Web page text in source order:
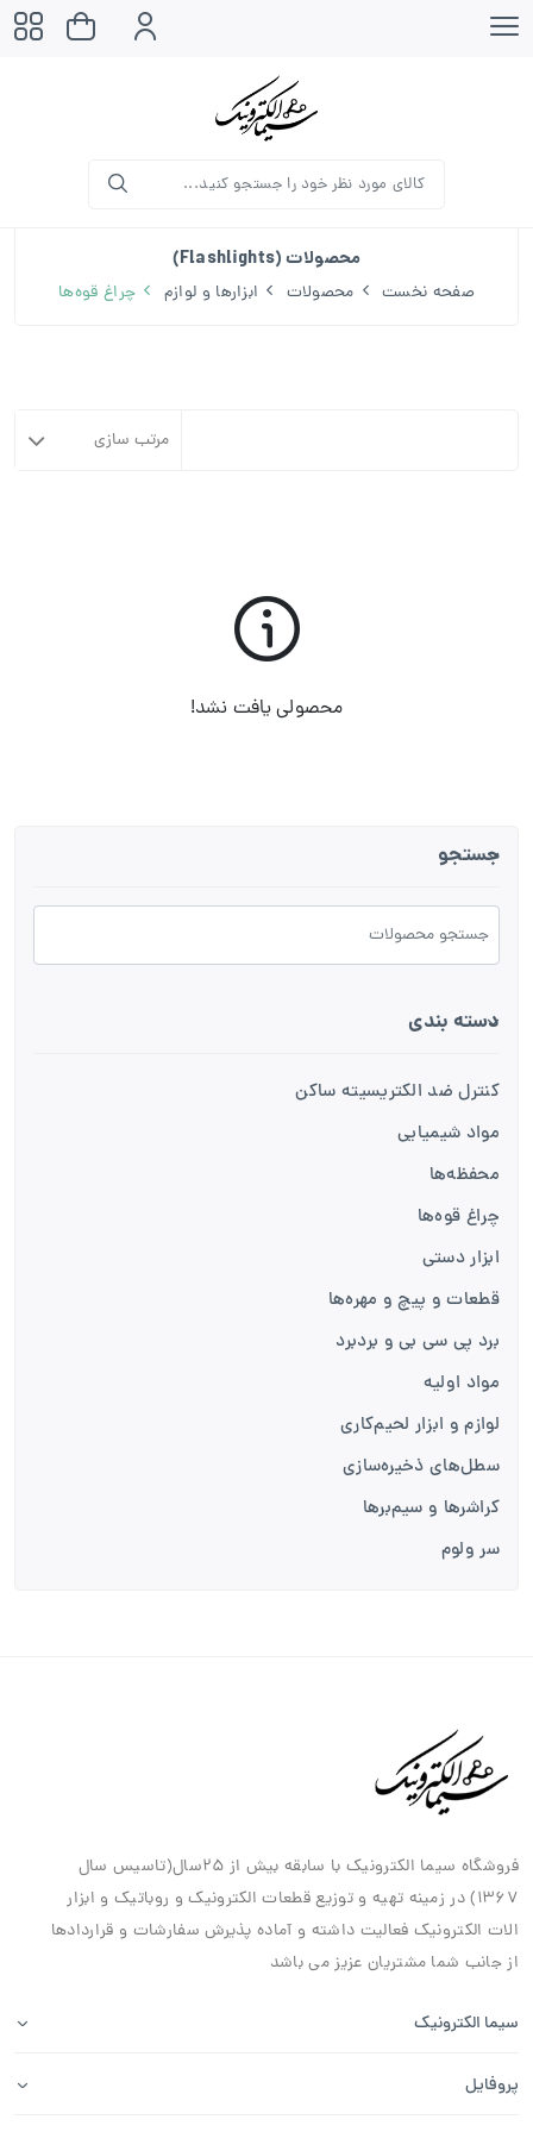
محصولات (Flashlights)
صفحه نخست محصولات ابزارها و لوازم چراغ قوه‌ها
محصولی یافت نشد!
جستجو
دسته بندی
کنترل ضد الکتریسیته ساکن
مواد شیمیایی
محفظه‌ها
چراغ قوه‌ها
ابزار دستی
قطعات و پیچ و مهره‌ها
برد پی سی بی و بردبرد
مواد اولیه
لوازم و ابزار لحیم‌کاری
سطل‌های ذخیره‌سازی
کراشرها و سیم‌برها
سر ولوم
فروشگاه سیما الکترونیک با سابقه بیش از ۲۵سال(تاسیس سال
۱۳۶۷) در زمینه تهیه و توزیع قطعات الکترونیک و روباتیک و ابزار
الات الکترونیک فعالیت داشته و آماده پذیرش سفارشات و قراردادها
از جانب شما مشتریان عزیز می باشد
سیما الکترونیک
پروفایل